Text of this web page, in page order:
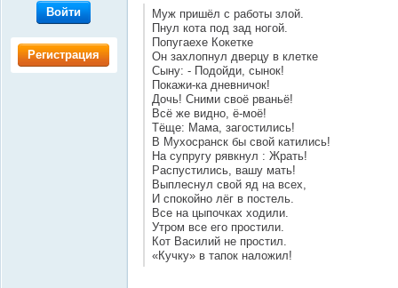
Муж пришёл с работы злой.
Пнул кота под зад ногой.
Попугаехе Кокетке
Он захлопнул дверцу в клетке
Сыну: - Подойди, сынок!
Покажи-ка дневничок!
Дочь! Сними своё рваньё!
Всё же видно, ё-моё!
Тёще: Мама, загостились!
В Мухосранск бы свой катились!
На супругу рявкнул : Жрать!
Распустились, вашу мать!
Выплеснул свой яд на всех,
И спокойно лёг в постель.
Все на цыпочках ходили.
Утром все его простили.
Кот Василий не простил.
«Кучку» в тапок наложил!
Войти
Регистрация